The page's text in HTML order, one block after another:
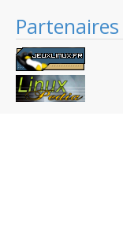
Partenaires